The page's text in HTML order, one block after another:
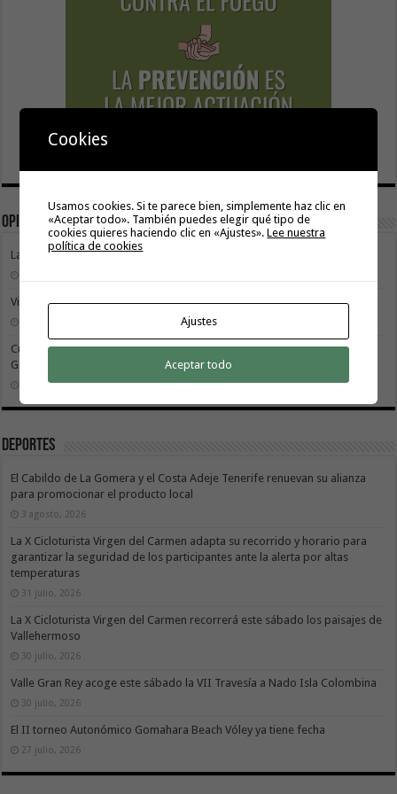
Opinión
La Gomera transforma su modelo energético
Vivir donde se estudia: una cuestión de igualdad entre islas
Cuidar es avanzar: el escudo social que sostiene el progreso de La
Gomera
19 julio, 2026
Deportes
El Cabildo de La Gomera y el Costa Adeje Tenerife renuevan su alianza
para promocionar el producto local
3 agosto, 2026
La X Cicloturista Virgen del Carmen adapta su recorrido y horario para
garantizar la seguridad de los participantes ante la alerta por altas
temperaturas
31 julio, 2026
La X Cicloturista Virgen del Carmen recorrerá este sábado los paisajes de
Vallehermoso
30 julio, 2026
Valle Gran Rey acoge este sábado la VII Travesía a Nado Isla Colombina
30 julio, 2026
El II torneo Autonómico Gomahara Beach Vóley ya tiene fecha
27 julio, 2026
Cookies
Usamos cookies. Si te parece bien, simplemente haz clic en
«Aceptar todo». También puedes elegir qué tipo de
cookies quieres haciendo clic en «Ajustes».Lee nuestra
política de cookies
Ajustes
Aceptar todo